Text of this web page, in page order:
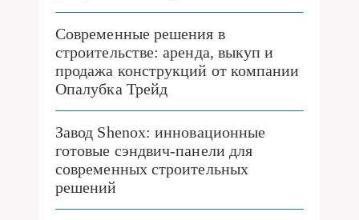
Современные решения в
строительстве: аренда, выкуп и
продажа конструкций от компании
Опалубка Трейд
Завод Shenox: инновационные
готовые сэндвич-панели для
современных строительных
решений